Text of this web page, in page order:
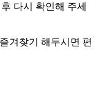
다시 확인해 주세
겨찾기 해두시면 편